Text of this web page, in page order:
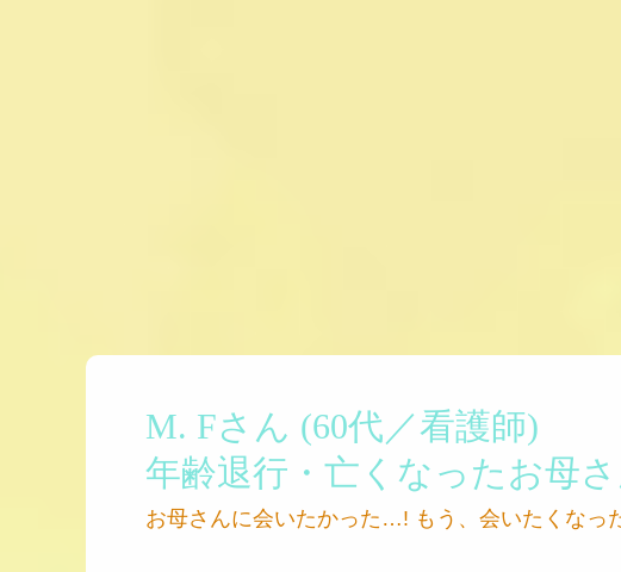
M. Fさん (60代／看護師)
年齢退行・亡くなったお母
お母さんに会いたかった…! もう、会いたくなっ